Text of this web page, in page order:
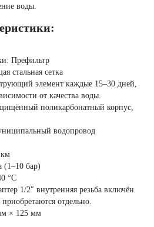
воды.
Префильтр
стальная сетка
элемент каждые 15–30 дней,
от качества воды.
поликарбонатный корпус,
водопровод
(1–10 бар)
°C
1/2″ внутренняя резьба включён
отдельно.
× 125 мм